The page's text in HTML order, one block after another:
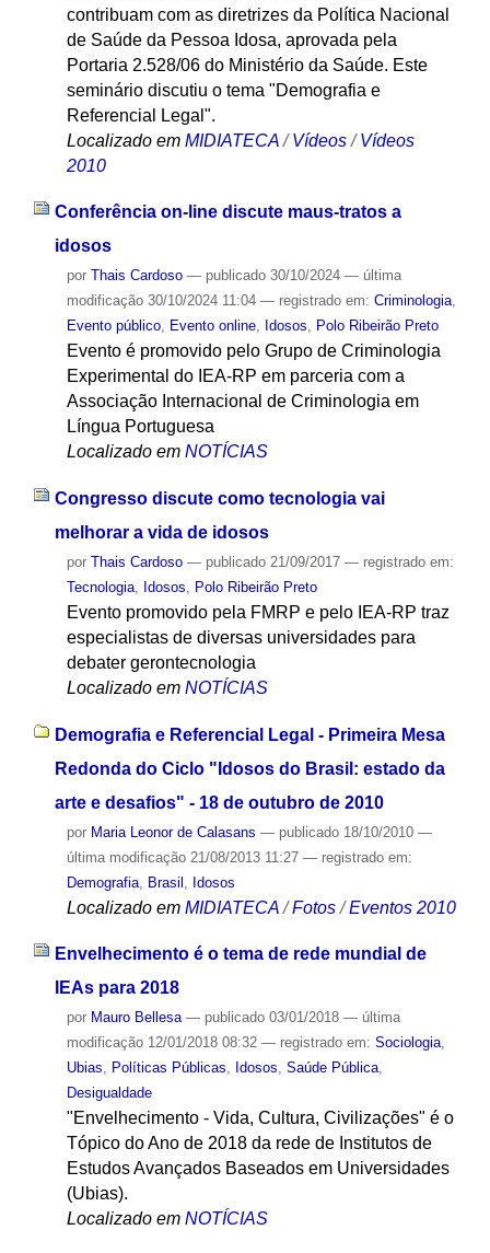
contribuam com as diretrizes da Política Nacional
de Saúde da Pessoa Idosa, aprovada pela
Portaria 2.528/06 do Ministério da Saúde. Este
seminário discutiu o tema "Demografia e
Referencial Legal".
Localizado em MIDIATECA /Vídeos /Vídeos
2010
Conferência on-line discute maus-tratos a
idosos
por Thais Cardoso — publicado30/10/2024 — última
modificação30/10/2024 11:04 — registrado em: Criminologia,
Evento público, Evento online, Idosos, Polo Ribeirão Preto
Evento é promovido pelo Grupo de Criminologia
Experimental do IEA-RP em parceria com a
Associação Internacional de Criminologia em
Língua Portuguesa
Localizado em NOTÍCIAS
Congresso discute como tecnologia vai
melhorar a vida de idosos
por Thais Cardoso — publicado21/09/2017 — registrado em:
Tecnologia, Idosos, Polo Ribeirão Preto
Evento promovido pela FMRP e pelo IEA-RP traz
especialistas de diversas universidades para
debater gerontecnologia
Localizado em NOTÍCIAS
Demografia e Referencial Legal - Primeira Mesa
Redonda do Ciclo "Idosos do Brasil: estado da
arte e desafios" - 18 de outubro de 2010
por Maria Leonor de Calasans — publicado18/10/2010 —
última modificação21/08/2013 11:27 — registrado em:
Demografia, Brasil Idosos
Localizado em MIDIATECA /Fotos /Eventos 2010
Envelhecimento é o tema de rede mundial de
IEAs para 2018
por Mauro Bellesa — publicado03/01/2018 — última
modificação12/01/2018 08:32 — registrado em: Sociologia,
Ubias, Políticas Públicas, Idosos, Saúde Pública,
Desigualdade
"Envelhecimento - Vida, Cultura, Civilizações" é o
Tópico do Ano de 2018 da rede de Institutos de
Estudos Avançados Baseados em Universidades
(Ubias).
Localizado em NOTÍCIAS